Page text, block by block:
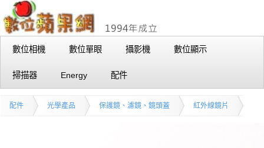
數位相機 數位單眼 攝影機 數位顯示
掃描器 Energy 配件
配件 光學產品 保護鏡、濾鏡、鏡頭蓋 紅外線鏡片